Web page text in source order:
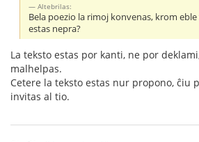
Altebrilas:
Bela poezio la rimoj konvenas, krom
estas nepra?
La teksto estas por kanti, ne por
malhelpas.
Cetere la teksto estas nur propono, ĉiu
invitas al tio.